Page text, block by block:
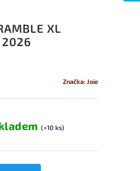
XL
2026
Značka: Joie
(>10 ks)